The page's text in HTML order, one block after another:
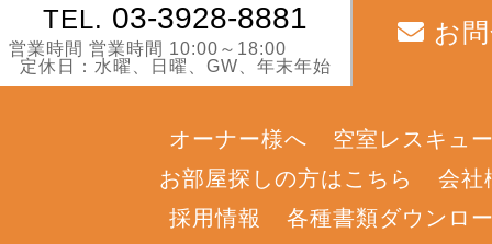
TEL. 03-3928-8881
営業時間 営業時間 10:00～18:00
定休日：水曜、日曜、GW、年末年始
お
オーナー様へ
空室レスキュ
お部屋探しの方はこちら
会社
採用情報
各種書類ダウンロ